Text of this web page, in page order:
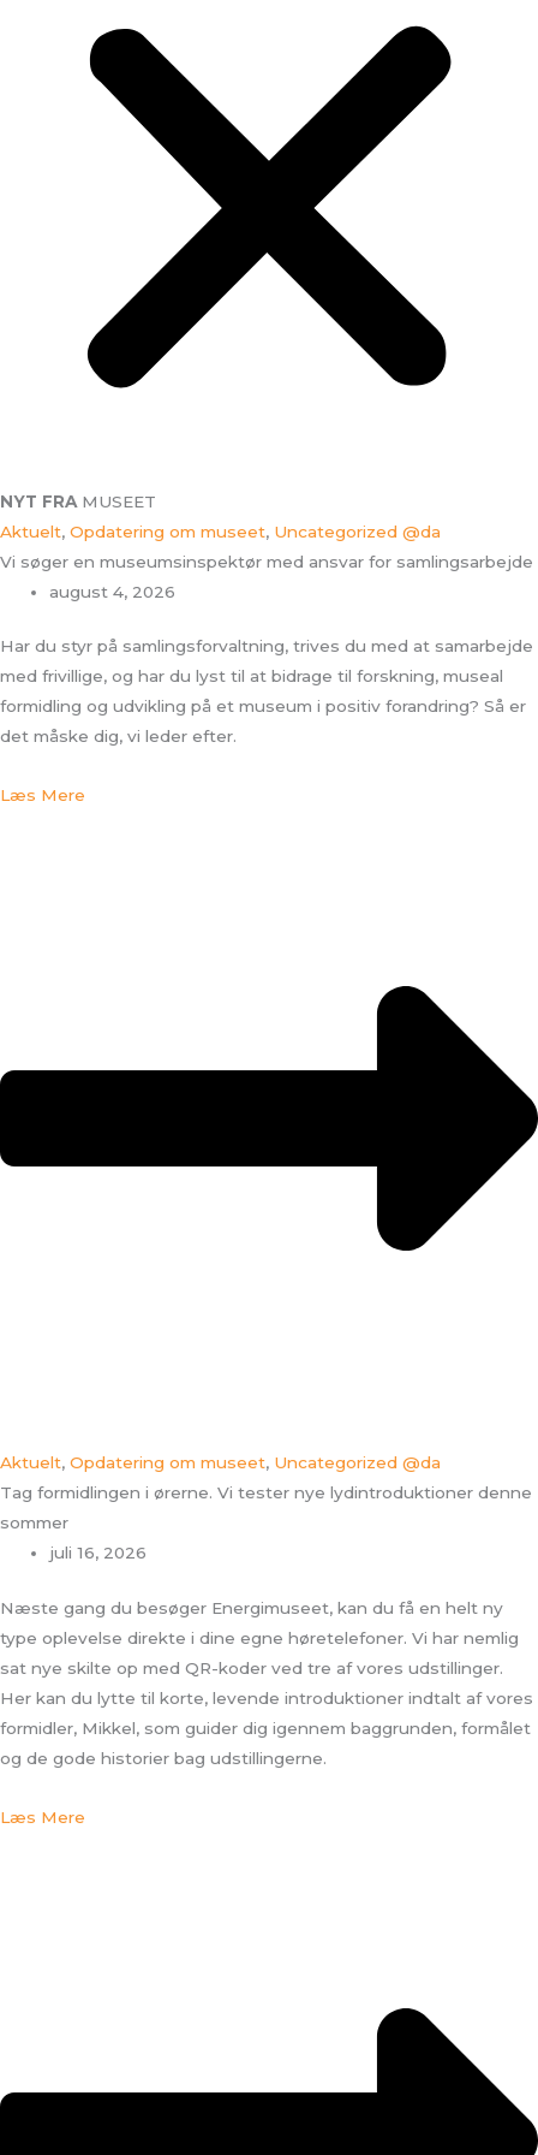
NYT FRA MUSEET
Aktuelt, Opdatering om museet, Uncategorized @da
Vi søger en museumsinspektør med ansvar for samlingsarbejde
august 4, 2026
Har du styr på samlingsforvaltning, trives du med at samarbejde
med frivillige, og har du lyst til at bidrage til forskning, museal
formidling og udvikling på et museum i positiv forandring? Så er
det måske dig, vi leder efter.
Læs Mere
Aktuelt, Opdatering om museet, Uncategorized @da
Tag formidlingen i ørerne. Vi tester nye lydintroduktioner denne
sommer
juli 16, 2026
Næste gang du besøger Energimuseet, kan du få en helt ny
type oplevelse direkte i dine egne høretelefoner. Vi har nemlig
sat nye skilte op med QR-koder ved tre af vores udstillinger.
Her kan du lytte til korte, levende introduktioner indtalt af vores
formidler, Mikkel, som guider dig igennem baggrunden, formålet
og de gode historier bag udstillingerne.
Læs Mere